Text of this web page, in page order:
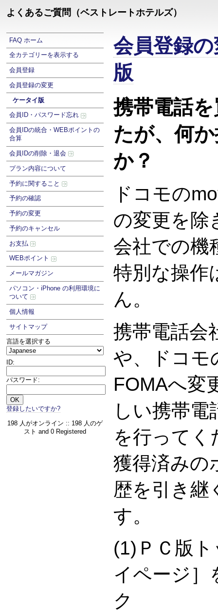
よくあるご質問（ベストレートホテルズ）
FAQ ホーム
全カテゴリーを表示する
会員登録
会員登録の変更
ケータイ版
会員ID・パスワード忘れ
会員IDの統合・WEBポイントの
合算
会員IDの削除・退会
プラン内容について
予約に関すること
予約の確認
予約の変更
予約のキャンセル
お支払
WEBポイント
メールマガジン
パソコン・iPhone の利用環境に
ついて
個人情報
サイトマップ
言語を選択する
ID:
パスワード:
登録したいですか?
198 人がオンライン :: 198 人のゲ
スト and 0 Registered
会員登録
版
携帯電話
たが、何
か？
ドコモの
の変更を除
会社での機
特別な操作
ん。
携帯電話会
や、ドコモ
FOMAへ変
しい携帯電
を行ってく
獲得済みの
歴を引き継
す。
(1)ＰＣ版
イページ］